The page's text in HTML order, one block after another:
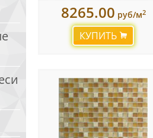
8265.00 руб/м2
КУПИТЬ